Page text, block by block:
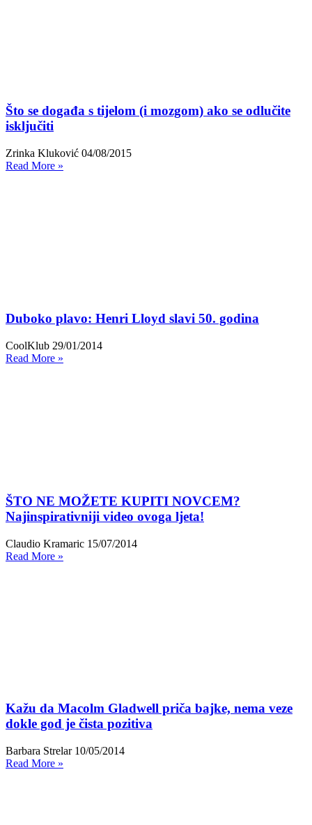
Što se događa s tijelom (i mozgom) ako se odlučite
isključiti
Zrinka Kluković 04/08/2015
Read More »
Duboko plavo: Henri Lloyd slavi 50. godina
CoolKlub 29/01/2014
Read More »
ŠTO NE MOŽETE KUPITI NOVCEM?
Najinspirativniji video ovoga ljeta!
Claudio Kramaric 15/07/2014
Read More »
Kažu da Macolm Gladwell priča bajke, nema veze
dokle god je čista pozitiva
Barbara Strelar 10/05/2014
Read More »